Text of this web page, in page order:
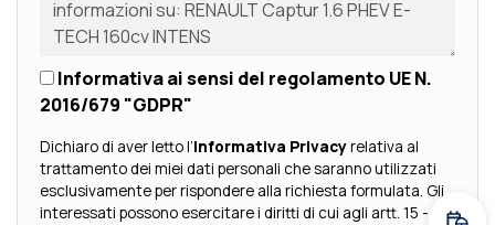
Informativa ai sensi del regolamento UE N.
2016/679 "GDPR"
Dichiaro di aver letto l’Informativa Privacyrelativa al
trattamento dei miei dati personali che saranno utilizzati
esclusivamente per rispondere alla richiesta formulata. Gli
interessati possono esercitare i diritti di cui agli artt. 15 - 23